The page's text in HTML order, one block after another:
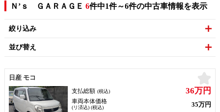
Ｎ’ｓ ＧＡＲＡＧＥ 6件中1件～6件の中古車情報を表示
絞り込み
並び替え
日産 モコ
支払総額 (税込) 36万円
車両本体価格
(リ済込) (税込) 35万円